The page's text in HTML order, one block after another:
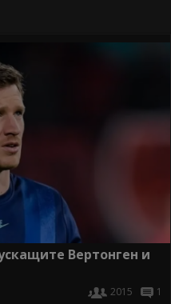
Вертонген и
2015 1